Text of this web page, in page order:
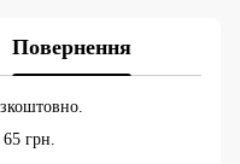
Повернення
грн.